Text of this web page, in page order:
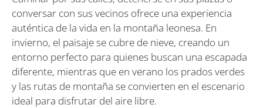
conversar con sus vecinos ofrece una experiencia
auténtica de la vida en la montaña leonesa. En
invierno, el paisaje se cubre de nieve, creando un
entorno perfecto para quienes buscan una escapada
diferente, mientras que en verano los prados verdes
y las rutas de montaña se convierten en el escenario
ideal para disfrutar del aire libre.